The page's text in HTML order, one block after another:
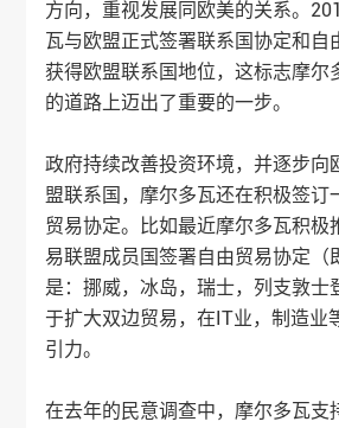
方向，重视发展同欧美的关系。
瓦与欧盟正式签署联系国协定和自
获得欧盟联系国地位，这标志摩尔
的道路上迈出了重要的一步。
政府持续改善投资环境，并逐步向
盟联系国，摩尔多瓦还在积极签订
贸易协定。比如最近摩尔多瓦积极
易联盟成员国签署自由贸易协定（
是：挪威，冰岛，瑞士，列支敦士
于扩大双边贸易，在IT业，制造业
引力。
在去年的民意调查中，摩尔多瓦支